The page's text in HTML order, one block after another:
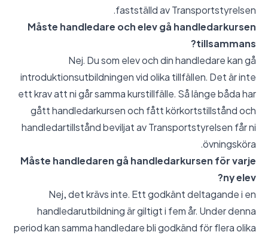
fastställd av Transportstyrelsen.
Måste handledare och elev gå handledarkursen
tillsammans?
Nej. Du som elev och din handledare kan gå
introduktionsutbildningen vid olika tillfällen. Det är inte
ett krav att ni går samma kurstillfälle. Så länge båda har
gått handledarkursen och fått körkortstillstånd och
handledartillstånd beviljat av Transportstyrelsen får ni
övningsköra.
Måste handledaren gå handledarkursen för varje
ny elev?
Nej, det krävs inte. Ett godkänt deltagande i en
handledarutbildning är giltigt i fem år. Under denna
period kan samma handledare bli godkänd för flera olika